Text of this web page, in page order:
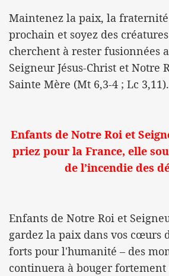
Maintenez la paix, la
prochain et soyez des
cherchent à rester fusionnées
Seigneur Jésus-Christ et Notre
Sainte Mère (Mt 6,3-4 ; Lc 3,11).
Enfants de Notre Roi et
priez pour la France, elle
de l’incendie des
Enfants de Notre Roi et
gardez la paix dans vos cœurs
forts pour l'humanité – des
continuera à bouger